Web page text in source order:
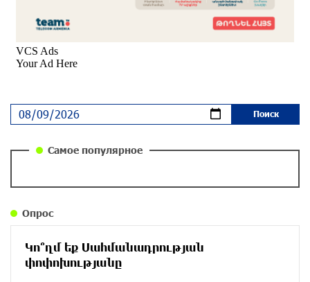
и чего на самом деле ожидает общество?
парламентского бойкота оппозиции - пустая
повестка дня? «Паст»
около одного месяца назад
Размик Марукян стал обладателем бронзовой
Самое популярное
Опрос
Կո՞ղմ եք Սահմանադրության
փոփոխությանը